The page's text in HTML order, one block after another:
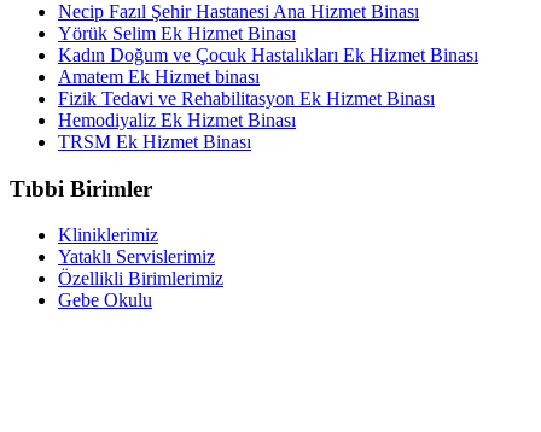
Necip Fazıl Şehir Hastanesi Ana Hizmet Binası
Yörük Selim Ek Hizmet Binası
Kadın Doğum ve Çocuk Hastalıkları Ek Hizmet Binası
Amatem Ek Hizmet binası
Fizik Tedavi ve Rehabilitasyon Ek Hizmet Binası
Hemodiyaliz Ek Hizmet Binası
TRSM Ek Hizmet Binası
Tıbbi Birimler
Kliniklerimiz
Yataklı Servislerimiz
Özellikli Birimlerimiz
Gebe Okulu